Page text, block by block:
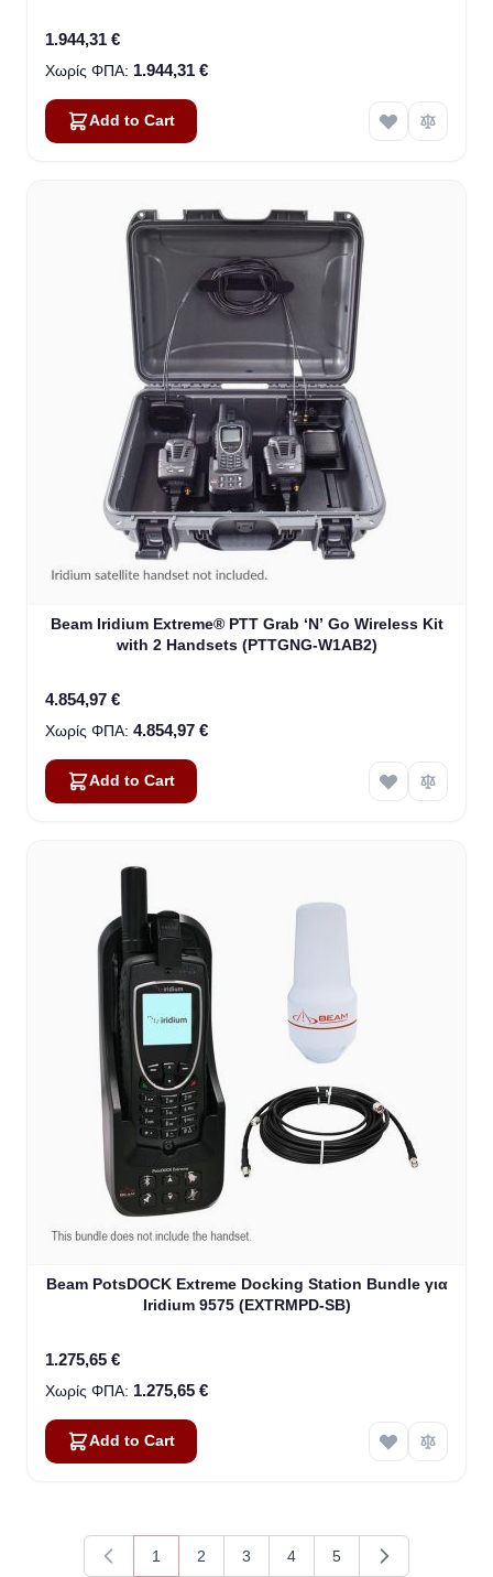
1.944,31 €
1.944,31 €
Add to Cart
Beam Iridium Extreme® PTT Grab ‘N’ Go Wireless Kit
with 2 Handsets (PTTGNG-W1AB2)
4.854,97 €
4.854,97 €
Add to Cart
Beam PotsDOCK Extreme Docking Station Bundle για
Iridium 9575 (EXTRMPD-SB)
1.275,65 €
1.275,65 €
Add to Cart
You're currently reading page
1
Page
2
Page
3
Page
4
Page
5